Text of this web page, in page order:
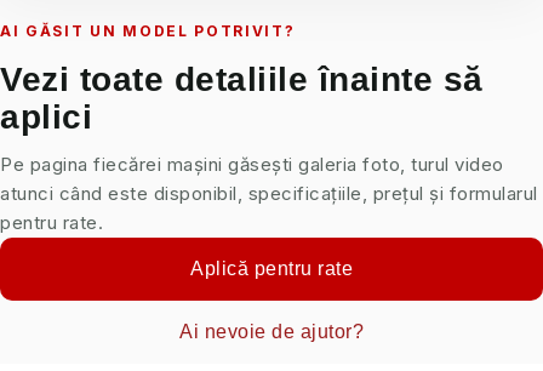
AI GĂSIT UN MODEL POTRIVIT?
Vezi toate detaliile înainte să
aplici
Pe pagina fiecărei mașini găsești galeria foto, turul video
atunci când este disponibil, specificațiile, prețul și formularul
pentru rate.
Aplică pentru rate
Ai nevoie de ajutor?